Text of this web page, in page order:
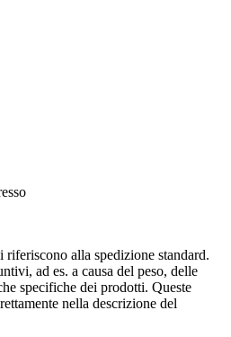
alla spedizione standard.
ad es. a causa del peso, delle
specifiche dei prodotti. Queste
nella descrizione del